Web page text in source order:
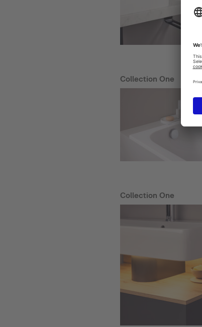
Collection One
Collection One